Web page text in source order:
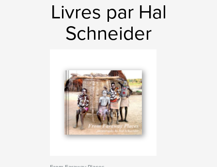
Livres par Hal
Schneider